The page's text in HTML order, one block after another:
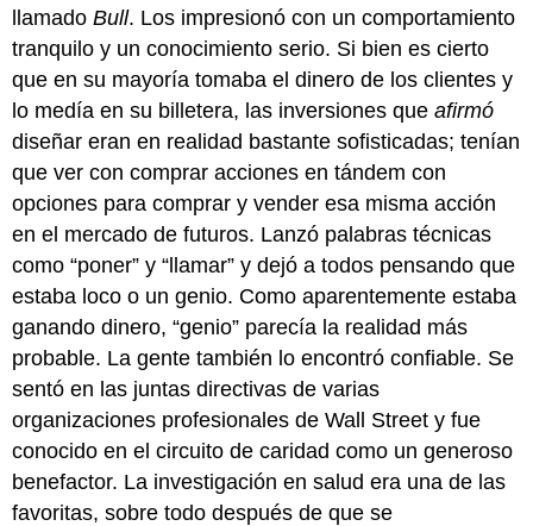
llamadoBull. Los impresionó con un comportamiento
tranquilo y un conocimiento serio. Si bien es cierto
que en su mayoría tomaba el dinero de los clientes y
lo medía en su billetera, las inversiones queafirmó
diseñar eran en realidad bastante sofisticadas; tenían
que ver con comprar acciones en tándem con
opciones para comprar y vender esa misma acción
en el mercado de futuros. Lanzó palabras técnicas
como “poner” y “llamar” y dejó a todos pensando que
estaba loco o un genio. Como aparentemente estaba
ganando dinero, “genio” parecía la realidad más
probable. La gente también lo encontró confiable. Se
sentó en las juntas directivas de varias
organizaciones profesionales de Wall Street y fue
conocido en el circuito de caridad como un generoso
benefactor. La investigación en salud era una de las
favoritas, sobre todo después de que se